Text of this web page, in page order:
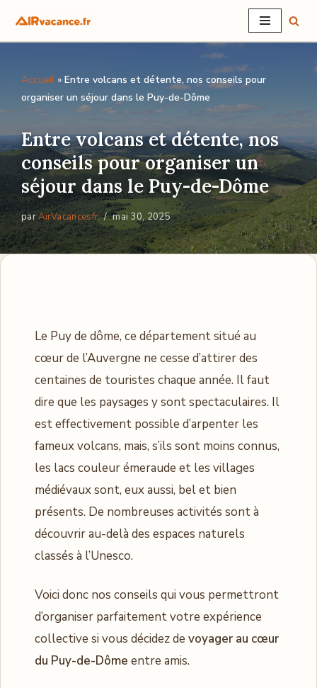
Aller
contenu
Accueil » Entre volcans et détente, nos conseils pour
organiser un séjour dans le Puy-de-Dôme
Entre volcans et détente, nos
conseils pour organiser un
séjour dans le Puy-de-Dôme
parAirVacancesfr mai 30, 2025
Le Puy de dôme, ce département situé au
cœur de l’Auvergne ne cesse d’attirer des
centaines de touristes chaque année. Il faut
dire que les paysages y sont spectaculaires. Il
est effectivement possible d’arpenter les
fameux volcans, mais, s’ils sont moins connus,
les lacs couleur émeraude et les villages
médiévaux sont, eux aussi, bel et bien
présents. De nombreuses activités sont à
découvrir au-delà des espaces naturels
classés à l’Unesco.
Voici donc nos conseils qui vous permettront
d’organiser parfaitement votre expérience
collective si vous décidez de voyager au cœur
du Puy-de-Dôme entre amis.